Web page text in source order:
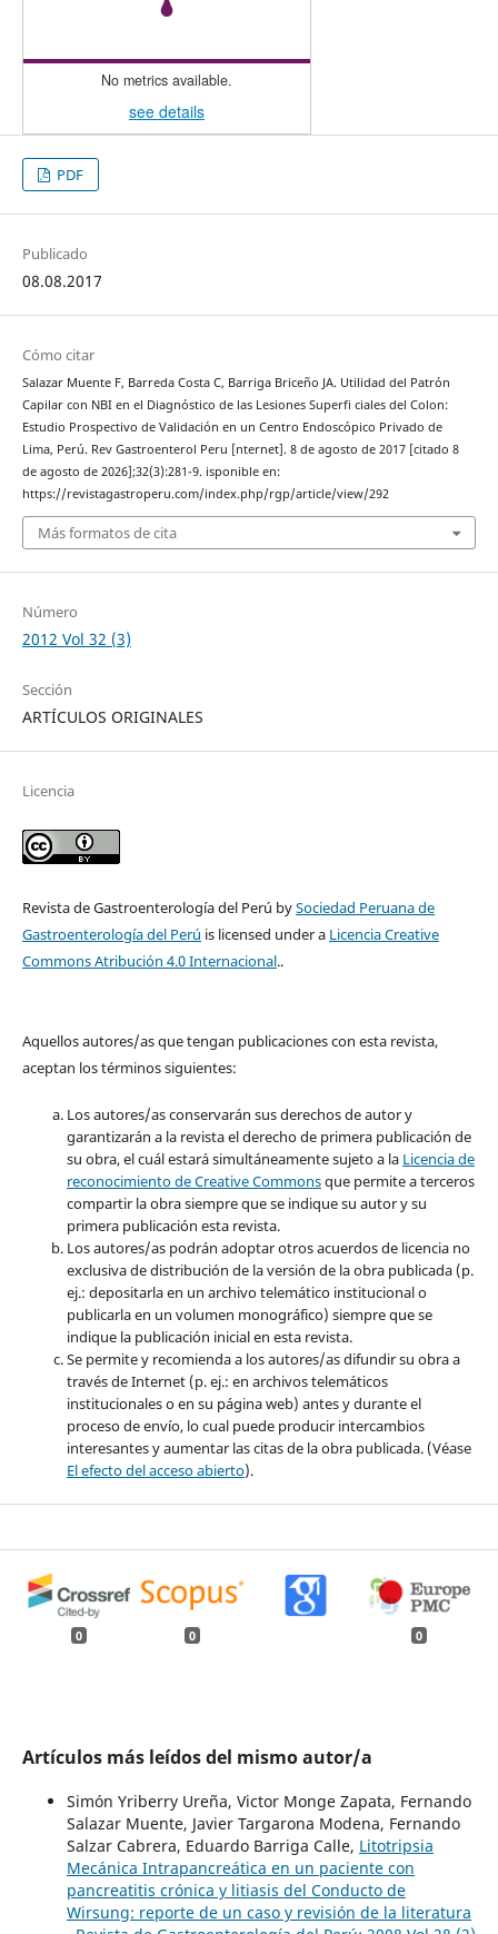
No metrics available.
see details
PDF
Publicado
08.08.2017
Cómo citar
Salazar Muente F, Barreda Costa C, Barriga Briceño JA. Utilidad del Patrón
Capilar con NBI en el Diagnóstico de las Lesiones Superfi ciales del Colon:
Estudio Prospectivo de Validación en un Centro Endoscópico Privado de
Lima, Perú. Rev Gastroenterol Peru [nternet]. 8 de agosto de 2017 [citado 8
de agosto de 2026];32(3):281-9. isponible en:
https://revistagastroperu.com/index.php/rgp/article/view/292
Más formatos de cita
Número
2012 Vol 32 (3)
Sección
ARTÍCULOS ORIGINALES
Licencia
Revista de Gastroenterología del Perú bySociedad Peruana de
Gastroenterología del Perú is licensed under a Licencia Creative
Commons Atribución 4.0 Internacional..
Aquellos autores/as que tengan publicaciones con esta revista,
aceptan los términos siguientes:
Los autores/as conservarán sus derechos de autor y
garantizarán a la revista el derecho de primera publicación de
su obra, el cuál estará simultáneamente sujeto a la Licencia de
reconocimiento de Creative Commonsque permite a terceros
compartir la obra siempre que se indique su autor y su
primera publicación esta revista.
Los autores/as podrán adoptar otros acuerdos de licencia no
exclusiva de distribución de la versión de la obra publicada (p.
ej.: depositarla en un archivo telemático institucional o
publicarla en un volumen monográfico) siempre que se
indique la publicación inicial en esta revista.
Se permite y recomienda a los autores/as difundir su obra a
través de Internet (p. ej.: en archivos telemáticos
institucionales o en su página web) antes y durante el
proceso de envío, lo cual puede producir intercambios
interesantes y aumentar las citas de la obra publicada. (Véase
El efecto del acceso abierto).
0 0 0
Artículos más leídos del mismo autor/a
Simón Yriberry Ureña, Victor Monge Zapata, Fernando
Salazar Muente, Javier Targarona Modena, Fernando
Salzar Cabrera, Eduardo Barriga Calle, Litotripsia
Mecánica Intrapancreática en un paciente con
pancreatitis crónica y litiasis del Conducto de
Wirsung: reporte de un caso y revisión de la literatura